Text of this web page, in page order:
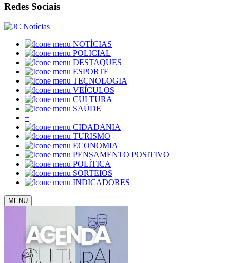
Redes Sociais
NOTÍCIAS
POLICIAL
DESTAQUES
ESPORTE
TECNOLOGIA
VEÍCULOS
CULTURA
SAÚDE
+
CIDADANIA
TURISMO
ECONOMIA
PENSAMENTO POSITIVO
POLÍTICA
SORTEIOS
INDICADORES
MENU